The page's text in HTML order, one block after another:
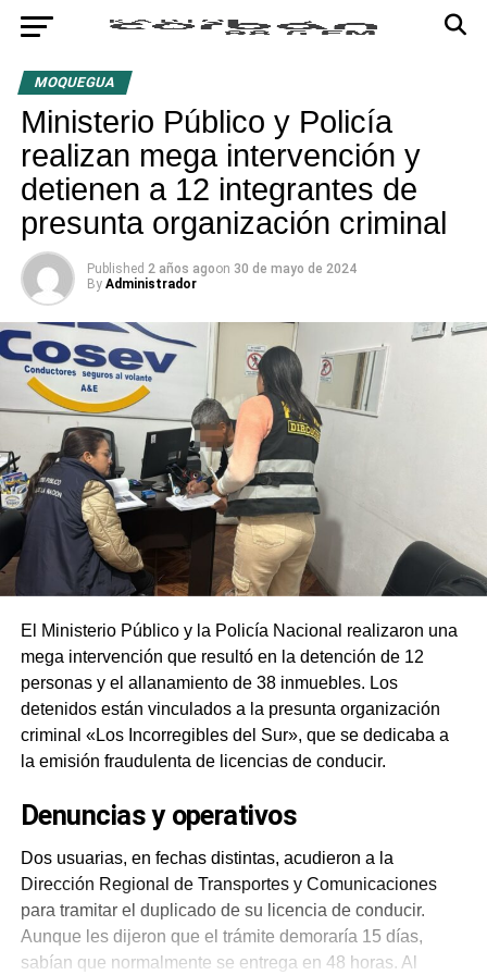
MOQUEGUA
Ministerio Público y Policía
realizan mega intervención y
detienen a 12 integrantes de
presunta organización criminal
Published 2 años agoon 30 de mayo de 2024
By Administrador
El Ministerio Público y la Policía Nacional realizaron una
mega intervención que resultó en la detención de 12
personas y el allanamiento de 38 inmuebles. Los
detenidos están vinculados a la presunta organización
criminal «Los Incorregibles del Sur», que se dedicaba a
la emisión fraudulenta de licencias de conducir.
Denuncias y operativos
Dos usuarias, en fechas distintas, acudieron a la
Dirección Regional de Transportes y Comunicaciones
para tramitar el duplicado de su licencia de conducir.
Aunque les dijeron que el trámite demoraría 15 días,
sabían que normalmente se entrega en 48 horas. Al